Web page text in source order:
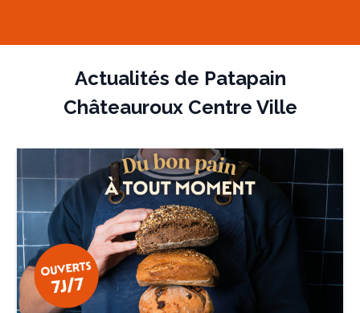
Actualités de Patapain
Châteauroux Centre Ville